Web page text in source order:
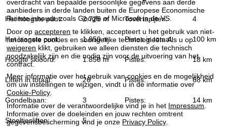
overdracht van bepaalde persoonlijke gegevens aan derde
aanbieders in derde landen buiten de Europese Economische
Ruimte inhoudt, zoals Google of Microsoft in de VS.
Door opaccepteren te klikken, accepteert u het gebruik van niet-
functionele cookies en soortgelijke technologieën. Als u op
weigeren klikt, gebruiken we alleen diensten die technisch
noodzakelijk zijn en die nodig zijn voor de uitvoering van het
contract.
Meer informatie over het gebruik van cookies en de mogelijkheid
om uw instellingen te wijzigen, vindt u in de informatie over
Cookie-Policy
Informatie over de verantwoordelijke vind je in het Impressum
Informatie over de doeleinden en jouw rechten omtrent
gegevensbescherming vind je onze Privacy Policy
r
t
p
a
g
i
n
Het hoogste punt: 2.725 m Tovertapijten: 4
Het laagste punt: 1.850 m Pistes in totaal: 100 km
Hoogte skioord: 1.850 m Pistes: 18 km
Liften in totaal: 26 Pistes: 68 km
Gondelbaan: 3 Pistes: 14 km
Stoeltjesliften: 5